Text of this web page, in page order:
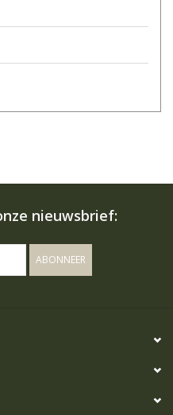
nieuwsbrief:
ABONNEER